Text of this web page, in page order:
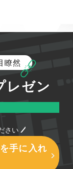
瞭然
レゼン
さい
手に入れ